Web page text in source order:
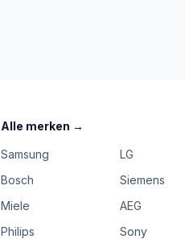
Alle merken →
Samsung
LG
Bosch
Siemens
Miele
AEG
Philips
Sony